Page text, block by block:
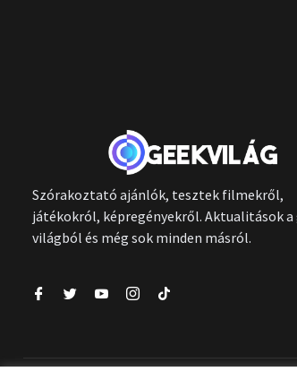
Szórakoztató ajánlók, tesztek filmekről,
játékokról, képregényekről. Aktualitások a
világból és még sok minden másról.